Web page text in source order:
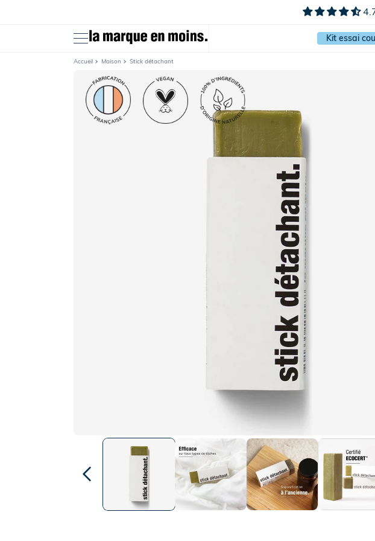
Kit essai
Accueil Maison Stick détachant
informations
produits